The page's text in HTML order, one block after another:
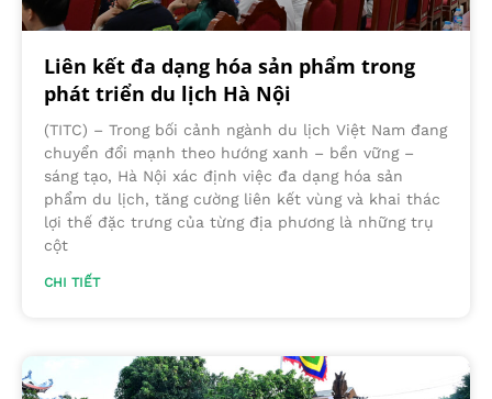
Liên kết đa dạng hóa sản phẩm trong
phát triển du lịch Hà Nội
(TITC) – Trong bối cảnh ngành du lịch Việt Nam đang
chuyển đổi mạnh theo hướng xanh – bền vững –
sáng tạo, Hà Nội xác định việc đa dạng hóa sản
phẩm du lịch, tăng cường liên kết vùng và khai thác
lợi thế đặc trưng của từng địa phương là những trụ
cột
CHI TIẾT